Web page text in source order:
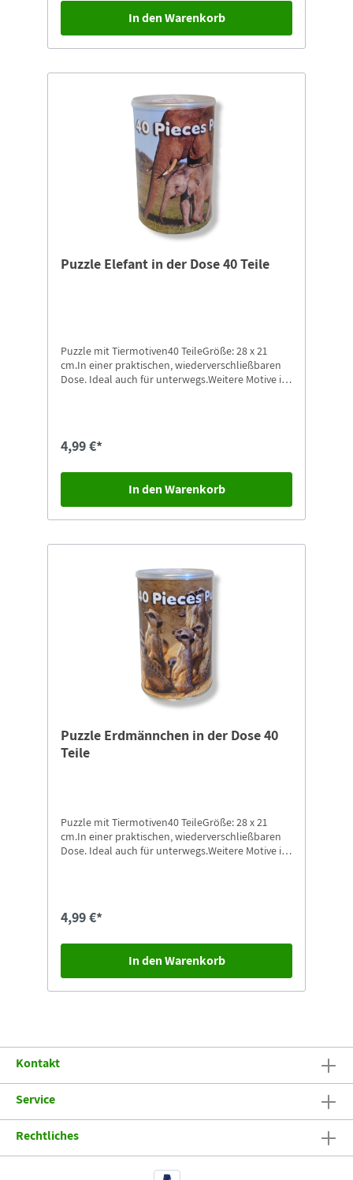
In den Warenkorb
Puzzle Elefant in der Dose 40 Teile
Puzzle mit Tiermotiven40 TeileGröße: 28 x 21
cm.In einer praktischen, wiederverschließbaren
Dose. Ideal auch für unterwegs.Weitere Motive in
4,99 €*
In den Warenkorb
Puzzle Erdmännchen in der Dose 40
Teile
Puzzle mit Tiermotiven40 TeileGröße: 28 x 21
cm.In einer praktischen, wiederverschließbaren
Dose. Ideal auch für unterwegs.Weitere Motive in
4,99 €*
In den Warenkorb
Kontakt
Service
Rechtliches